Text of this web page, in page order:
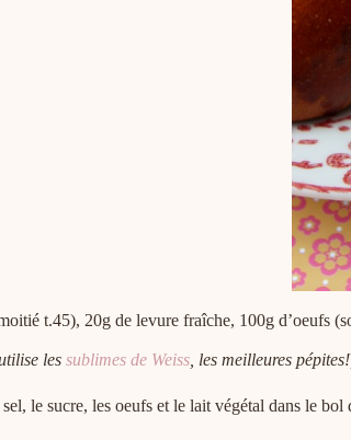
t.45), 20g de levure fraîche, 100g d’oeufs
les sublimes de Weiss , les meilleures pépites!
le sucre, les oeufs et le lait végétal dans le